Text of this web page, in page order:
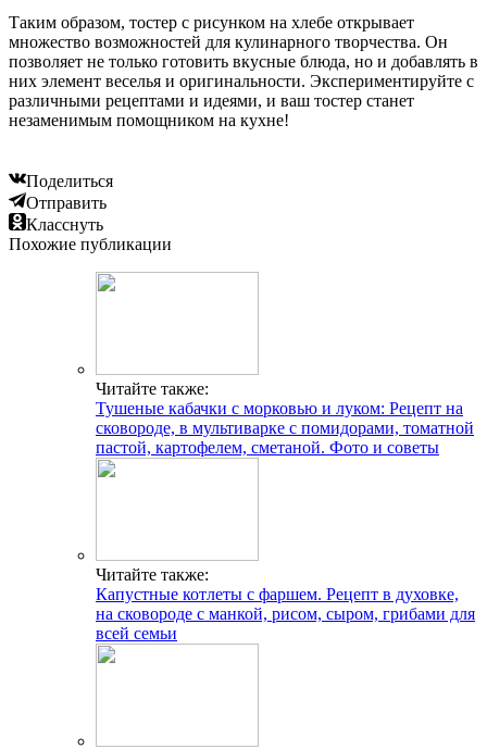
Таким образом, тостер с рисунком на хлебе открывает
множество возможностей для кулинарного творчества. Он
позволяет не только готовить вкусные блюда, но и добавлять в
них элемент веселья и оригинальности. Экспериментируйте с
различными рецептами и идеями, и ваш тостер станет
незаменимым помощником на кухне!
Поделиться
Отправить
Класснуть
Похожие публикации
Читайте также:
Тушеные кабачки с морковью и луком: Рецепт на
сковороде, в мультиварке с помидорами, томатной
пастой, картофелем, сметаной. Фото и советы
Читайте также:
Капустные котлеты с фаршем. Рецепт в духовке,
на сковороде с манкой, рисом, сыром, грибами для
всей семьи